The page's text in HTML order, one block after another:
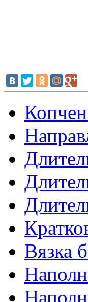
Вязка